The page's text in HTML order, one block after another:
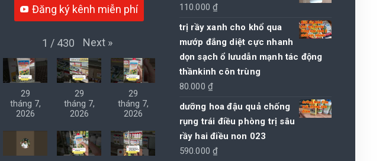
Đăng ký kênh miễn phí
1 / 430 Next »
29
tháng 7,
2026
29
tháng 7,
2026
29
tháng 7,
2026
110.000₫
trị rầy xanh cho khổ qua
mướp đắng diệt cực nhanh
dọn sạch ổ lưudẫn mạnh tác động
thầnkinh côn trùng
80.000 ₫
dưỡng hoa đậu quả chống
rụng trái điều phòng trị sâu
rầy hai điều non 023
590.000₫